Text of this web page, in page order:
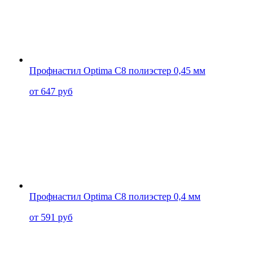
Профнастил Optima C8 полиэстер 0,45 мм
от 647 руб
Профнастил Optima C8 полиэстер 0,4 мм
от 591 руб